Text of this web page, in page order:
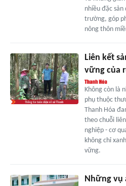
nhiều đặc
trường, góp
nông thôn
Liên kết
vững của
Không còn là
phụ thuộc
Thanh Hóa
theo chuỗi
nghiệp - cơ
không chỉ
vững.
Những vụ